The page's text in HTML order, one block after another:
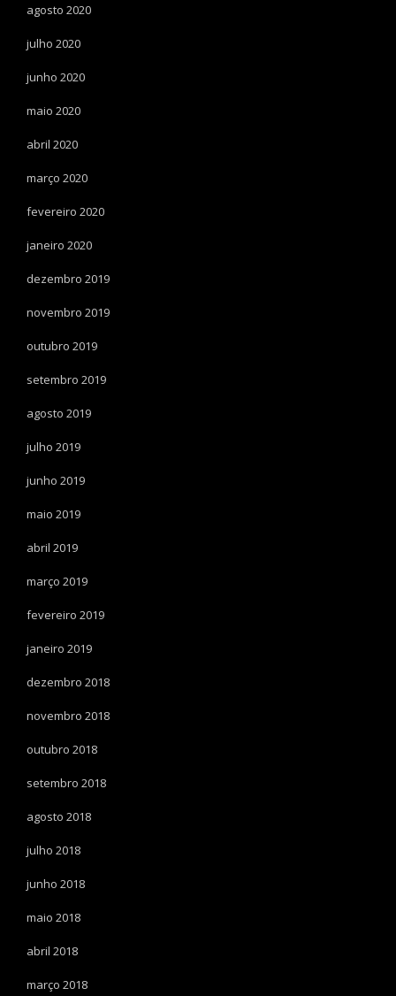
agosto 2020
julho 2020
junho 2020
maio 2020
abril 2020
março 2020
fevereiro 2020
janeiro 2020
dezembro 2019
novembro 2019
outubro 2019
setembro 2019
agosto 2019
julho 2019
junho 2019
maio 2019
abril 2019
março 2019
fevereiro 2019
janeiro 2019
dezembro 2018
novembro 2018
outubro 2018
setembro 2018
agosto 2018
julho 2018
junho 2018
maio 2018
abril 2018
março 2018